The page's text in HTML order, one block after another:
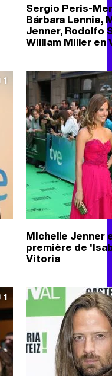
Sergio Peris-
Bárbara Lennie,
Jenner, Rodolfo
William Miller en
1
Michelle Jenner
première de
Vitoria
1